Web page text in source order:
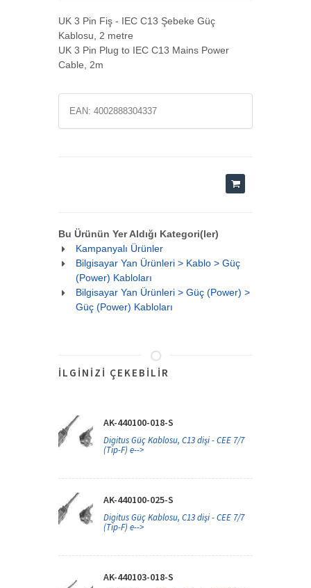
UK 3 Pin Fiş - IEC C13 Şebeke Güç
Kablosu, 2 metre
UK 3 Pin Plug to IEC C13 Mains Power
Cable, 2m
EAN: 4002888304337
Bu Ürünün Yer Aldığı Kategori(ler)
Kampanyalı Ürünler
Bilgisayar Yan Ürünleri > Kablo > Güç
(Power) Kabloları
Bilgisayar Yan Ürünleri > Güç (Power) >
Güç (Power) Kabloları
İLGINIZI ÇEKEBILIR
AK-440100-018-S
Digitus Güç Kablosu, C13 dişi - CEE 7/7
(Tip-F) e-->
AK-440100-025-S
Digitus Güç Kablosu, C13 dişi - CEE 7/7
(Tip-F) e-->
AK-440103-018-S